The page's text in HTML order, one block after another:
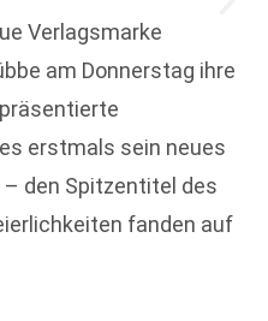
Verlagsmarke
am Donnerstag ihre
erstmals sein neues
– den Spitzentitel des
fanden auf